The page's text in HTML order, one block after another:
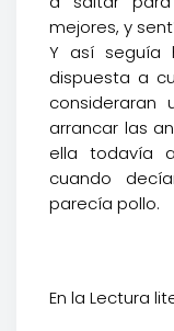
mejores, y
Y así seguía
dispuesta a
consideraran
arrancar las
ella todavía
cuando
parecía pollo.
En la Lectura